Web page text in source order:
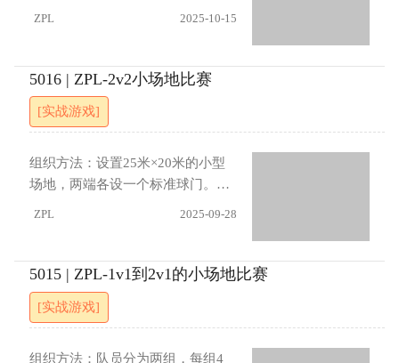
许方前卫参与逼抢
施主动拦截（2）缩小球门宽度至1
米提高射门精度要求
持与球1-2米距离，并在X队射门前
抵达目标线。每方完成5次得分后攻
防互换。指导要点：进攻队员应频
繁变换节奏和方向突破防守。防守
队员需保持低重心姿势，膝关节屈
曲，用前脚掌支撑体重，重点封堵
（1）限制O队使用拦截动作，仅通
进攻必须完成3次以上变向（3）增
加O队抢断后快速反击环节（4）引
入时间限制，要求20秒内完成进攻
ZPL 2025-10-15
5016 | ZPL-2v2小场地比赛
[实战游戏]
组织方法：设置25米×20米的小型
场地，两端各设一个标准球门。将
位于球门内的防守队员与另一名防
守队员立即转为进攻方，原防守队
员退至球门后方轮换。指导要点：
进攻队员要充分利用场地宽度进行
配合，防守队员需保持紧凑站位并
ZPL 2025-09-28
5015 | ZPL-1v1到2v1的小场地比赛
[实战游戏]
组织方法：队员分为两组，每组4